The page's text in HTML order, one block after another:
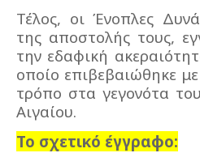
Τέλος, οι Ένοπλες
της αποστολής τους,
την εδαφική
οποίο επιβεβαιώθηκε
τρόπο στα γεγονότα
Αιγαίου.
Το σχετικό έγγραφο: